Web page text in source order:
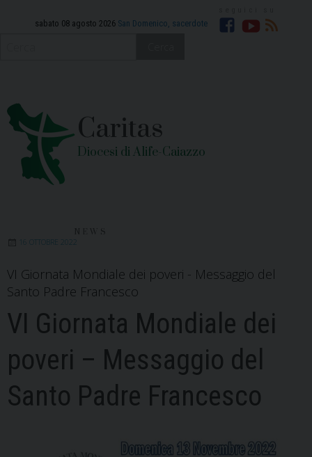
sabato 08 agosto 2026 San Domenico, sacerdote
Caritas
Diocesi di Alife-Caiazzo
16 OTTOBRE 2022
VI Giornata Mondiale dei poveri - Messaggio del
Santo Padre Francesco
VI Giornata Mondiale dei
poveri – Messaggio del
Santo Padre Francesco